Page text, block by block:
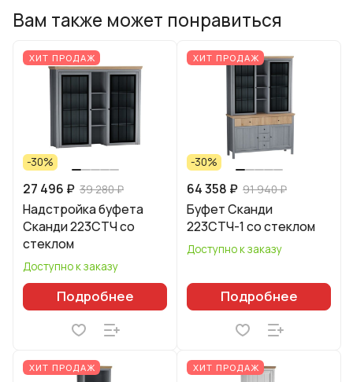
Вам также может понравиться
ХИТ ПРОДАЖ
-30%
27 496 ₽ 39 280 ₽
Надстройка буфета
Сканди 223СТЧ со
стеклом
Доступно к заказу
Подробнее
ХИТ ПРОДАЖ
-30%
64 358 ₽ 91 940 ₽
Буфет Сканди
223СТЧ-1 со стеклом
Доступно к заказу
Подробнее
ХИТ ПРОДАЖ ХИТ ПРОДАЖ